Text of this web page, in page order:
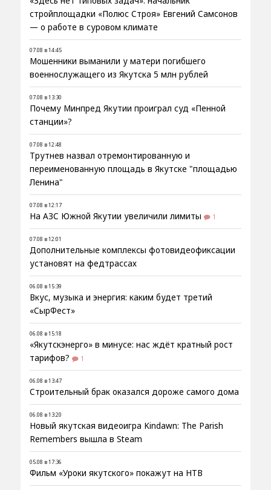
стройплощадки «Полюс Строя» Евгений Самсонов
— о работе в суровом климате
07.08 в 14:45
Мошенники выманили у матери погибшего
военнослужащего из Якутска 5 млн рублей
07.08 в 13:30
Почему Минпред Якутии проиграл суд «Пенной
станции»?
07.08 в 12:48
Трутнев назвал отремонтированную и
переименованную площадь в Якутске "площадью
Ленина"
07.08 в 12:17
На АЗС Южной Якутии увеличили лимиты 1
07.08 в 12:01
Дополнительные комплексы фотовидеофиксации
установят на федтрассах
06.08 в 15:39
Вкус, музыка и энергия: каким будет третий
«СырФест»
06.08 в 15:18
«Якутскэнерго» в минусе: нас ждёт кратный рост
тарифов?
1
06.08 в 13:47
Строительный брак оказался дороже самого дома
06.08 в 13:20
Новый якутская видеоигра Kindawn: The Parish
Remembers вышла в Steam
05.08 в 17:36
Фильм «Уроки якутского» покажут на НТВ